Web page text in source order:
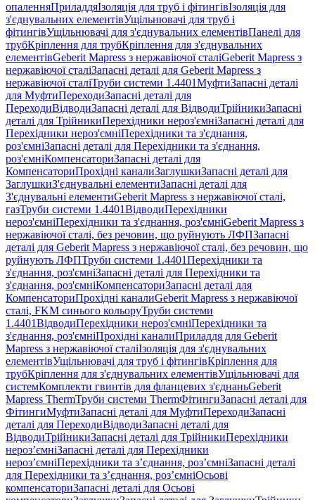
опаленняПриладдяІзоляція для труб і фітингівІзоляція для
з'єднувальних елементівУщільнювачі для труб і
фітингівУщільнювачі для з'єднувальних елементівПанелі для
трубКріплення для трубКріплення для з'єднувальних
елементівGeberit Mapress з нержавіючої сталіGeberit Mapress з
нержавіючої сталіЗапасні деталі для Geberit Mapress з
нержавіючої сталіТруби системи 1.4401МуфтиЗапасні деталі
для МуфтиПереходиЗапасні деталі для
ПереходиВідводиЗапасні деталі для ВідводиТрійникиЗапасні
деталі для ТрійникиПерехідники нероз'ємніЗапасні деталі для
Перехідники нероз'ємніПерехідники та з'єднання,
роз'ємніЗапасні деталі для Перехідники та з'єднання,
роз'ємніКомпенсаториЗапасні деталі для
КомпенсаториПрохідні каналиЗаглушкиЗапасні деталі для
ЗаглушкиЗ'єднувальні елементиЗапасні деталі для
З'єднувальні елементиGeberit Mapress з нержавіючої сталі,
газТруби системи 1.4401ВідводиПерехідники
нероз'ємніПерехідники та з'єднання, роз'ємніGeberit Mapress з
нержавіючої сталі, без речовин, що руйнують ЛФПЗапасні
деталі для Geberit Mapress з нержавіючої сталі, без речовин, що
руйнують ЛФПТруби системи 1.4401Перехідники та
з'єднання, роз'ємніЗапасні деталі для Перехідники та
з'єднання, роз'ємніКомпенсаториЗапасні деталі для
КомпенсаториПрохідні каналиGeberit Mapress з нержавіючої
сталі, FKM синього кольоруТруби системи
1.4401ВідводиПерехідники нероз'ємніПерехідники та
з'єднання, роз'ємніПрохідні каналиПриладдя для Geberit
Mapress з нержавіючої сталіІзоляція для з'єднувальних
елементівУщільнювачі для труб і фітингівКріплення для
трубКріплення для з'єднувальних елементівУщільнювачі для
системКомплекти гвинтів для фланцевих з'єднаньGeberit
Mapress ThermТруби системи ThermФітингиЗапасні деталі для
ФітингиМуфтиЗапасні деталі для МуфтиПереходиЗапасні
деталі для ПереходиВідводиЗапасні деталі для
ВідводиТрійникиЗапасні деталі для ТрійникиПерехідники
нероз’ємніЗапасні деталі для Перехідники
нероз’ємніПерехідники та з’єднання, роз’ємніЗапасні деталі
для Перехідники та з’єднання, роз’ємніОсьові
компенсаториЗапасні деталі для Осьові